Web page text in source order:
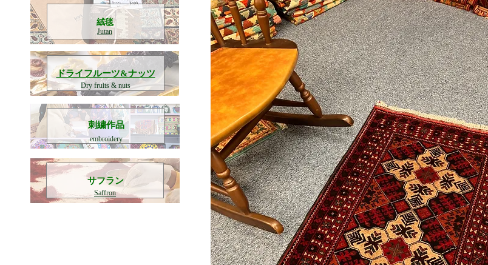
​絨毯
Jutan
​ドライフルーツ&ナッツ
Dry fruits & nuts
刺繍作品
embroidery
​サフラン
Saffron